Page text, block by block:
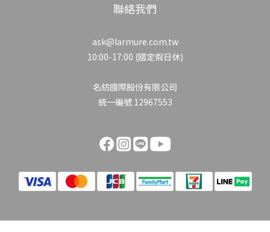
聯絡我們
ask@larmure.com.tw
10:00-17:00 (國定假日休)
名紡國際股份有限公司
統一編號 12967553